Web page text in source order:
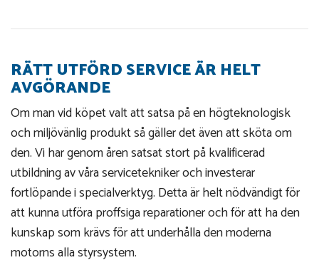
RÄTT UTFÖRD SERVICE ÄR HELT
AVGÖRANDE
Om man vid köpet valt att satsa på en högteknologisk
och miljövänlig produkt så gäller det även att sköta om
den. Vi har genom åren satsat stort på kvalificerad
utbildning av våra servicetekniker och investerar
fortlöpande i specialverktyg. Detta är helt nödvändigt för
att kunna utföra proffsiga reparationer och för att ha den
kunskap som krävs för att underhålla den moderna
motorns alla styrsystem.